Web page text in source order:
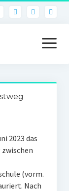
Menü
öffnen
2023 das
(vorm.
Nach